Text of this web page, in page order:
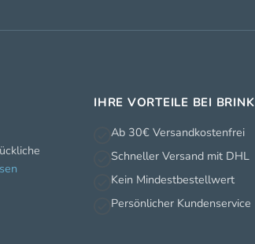
IHRE VORTEILE BEI BRINK
Ab 30€ Versandkostenfrei
Schneller Versand mit DHL
Kein Mindestbestellwert
Persönlicher Kundenservice